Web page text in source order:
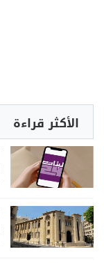
الأكثر قراءة